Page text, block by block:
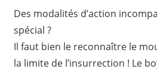
Des modalités d’action
spécial ?
Il faut bien le reconnaître le
la limite de l’insurrection ! Le